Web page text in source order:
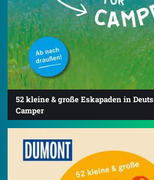
52 kleine & große Eskapaden in
Camper